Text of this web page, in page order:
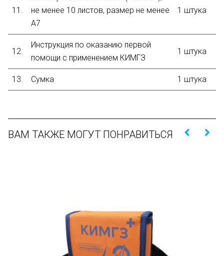
11.
не менее 10 листов, размер не менее
А7
1 штука
12.
Инструкция по оказанию первой
помощи с применением КИМГЗ
1 штука
13. Сумка 1 штука
ВАМ ТАКЖЕ МОГУТ ПОНРАВИТЬСЯ